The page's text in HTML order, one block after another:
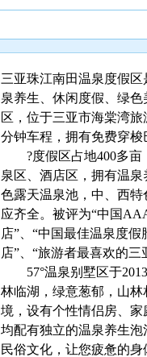
三亚珠江南田温泉度假
泉养生、休闲度假、绿
区，位于三亚市海棠湾
分钟车程，拥有免费穿梭
?度假区占地400多亩
泉区、酒店区，拥有温泉
色露天温泉池，中、西
应齐全。被评为“中国
店”、“中国最佳温泉度
店”、“旅游者最喜欢的三
57°温泉别墅区于2013
林临湖，绿意葱郁，山
境，设有个性情侣房、
均配有独立的温泉养生
民俗文化，让您疲惫的